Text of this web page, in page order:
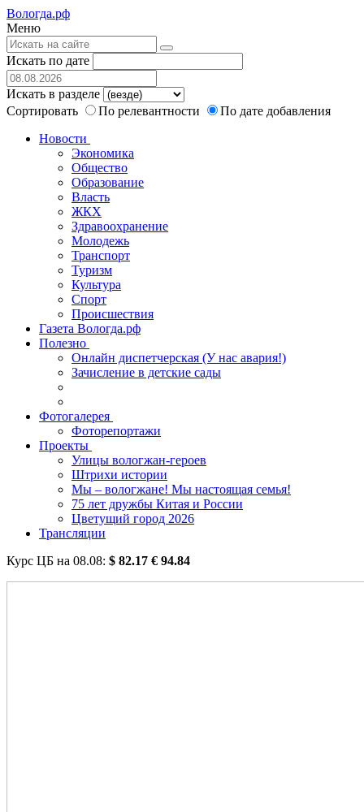
Вологда.рф
Меню
Искать по дате
Искать в разделе
Сортировать
По релевантности
По дате добавления
Новости
Экономика
Общество
Образование
Власть
ЖКХ
Здравоохранение
Молодежь
Транспорт
Туризм
Культура
Спорт
Происшествия
Газета Вологда.рф
Полезно
Онлайн диспетчерская (У нас авария!)
Зачисление в детские сады
Фотогалерея
Фоторепортажи
Проекты
Улицы вологжан-героев
Штрихи истории
Мы – вологжане! Мы настоящая семья!
75 лет дружбы Китая и России
Цветущий город 2026
Трансляции
Курс ЦБ на 08.08: $ 82.17 € 94.84